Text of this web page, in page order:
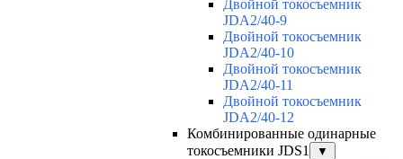
Двойной токосъемник
JDA2/40-9
Двойной токосъемник
JDA2/40-10
Двойной токосъемник
JDA2/40-11
Двойной токосъемник
JDA2/40-12
Комбинированные одинарные
токосъемники JDS1
▼